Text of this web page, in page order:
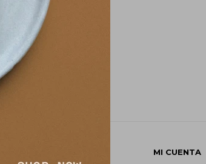
MI CUENTA
SUSCRIBIRME